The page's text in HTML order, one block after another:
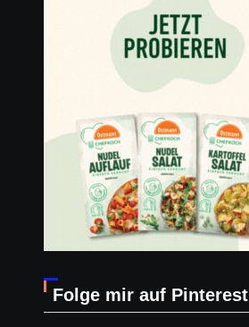
Folge mir auf Pinterest